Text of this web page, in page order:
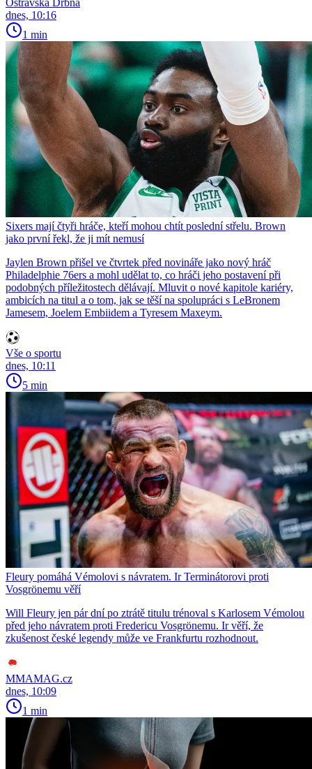
Ostravská Drbna
dnes, 10:16
1 min
Sixers mají čtyři hráče, kteří mohou chtít poslední střelu. Brown
jako první řekl, že ji mít nemusí
Jaylen Brown přišel ve čtvrtek před novináře jako nový hráč
Philadelphie 76ers a mohl udělat to, co hráči jeho postavení při
podobných příležitostech dělávají. Mluvit o nové kapitole kariéry,
ambicích na titul a o tom, jak se těší na spolupráci s LeBronem
Jamesem, Joelem Embiidem a Tyresem Maxeym.
Vše o sportu
dnes, 10:11
5 min
Fleury pomáhá Vémolovi s návratem. Ir Terminátorovi proti
Vosgrönemu věří
Will Fleury jen pár dní po ztrátě titulu trénoval s Karlosem Vémolou
před jeho návratem proti Fredericu Vosgrönemu. Ir věří, že
zkušenost české legendy může ve Frankfurtu rozhodnout.
MMAMAG.cz
dnes, 10:09
1 min